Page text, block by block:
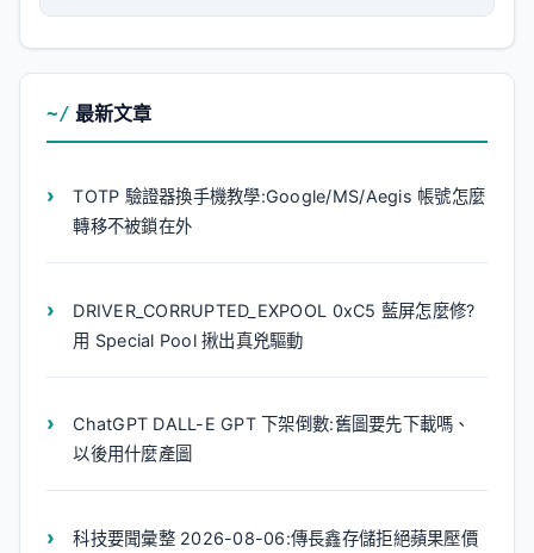
最新文章
TOTP 驗證器換手機教學:Google/MS/Aegis 帳號怎麼
轉移不被鎖在外
DRIVER_CORRUPTED_EXPOOL 0xC5 藍屏怎麼修?
用 Special Pool 揪出真兇驅動
ChatGPT DALL-E GPT 下架倒數:舊圖要先下載嗎、
以後用什麼產圖
科技要聞彙整 2026-08-06:傳長鑫存儲拒絕蘋果壓價